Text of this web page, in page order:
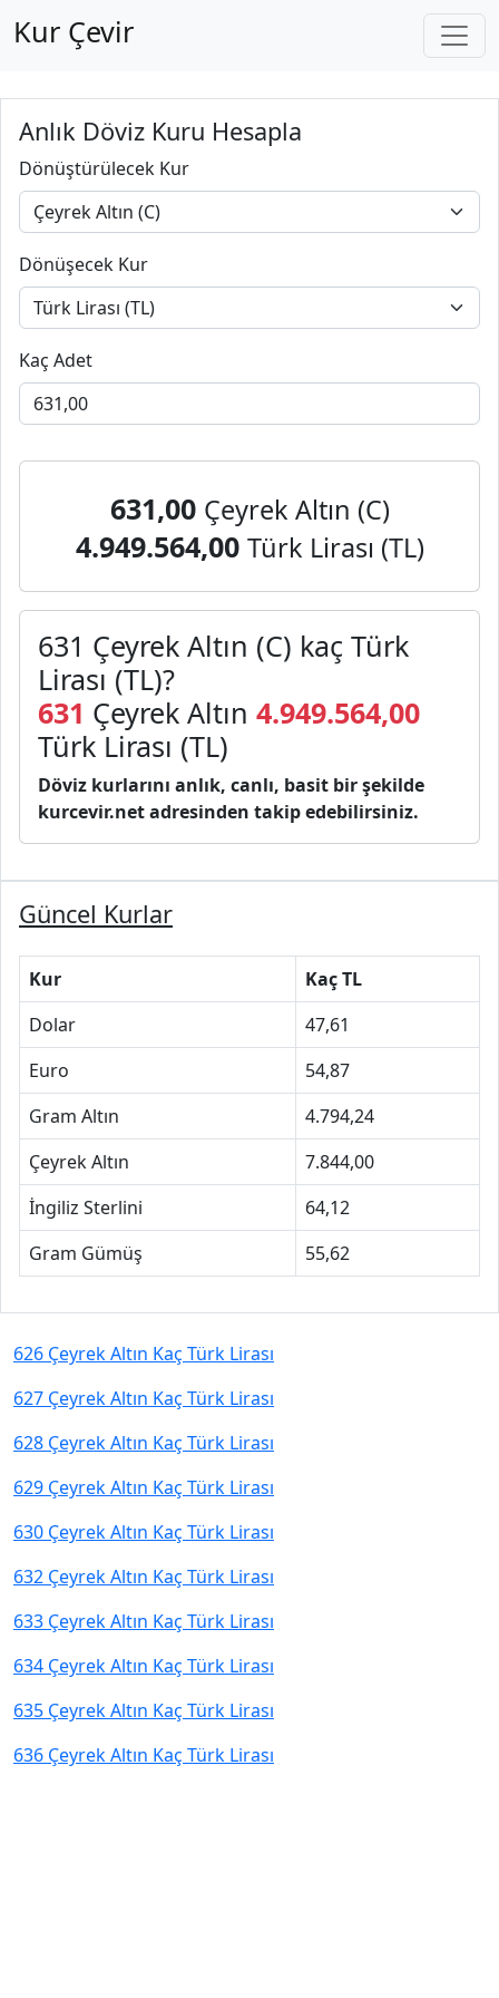
Kur Çevir
Anlık Döviz Kuru Hesapla
Dönüştürülecek Kur
Dönüşecek Kur
Kaç Adet
631,00 Çeyrek Altın (C)
4.949.564,00 Türk Lirası (TL)
631 Çeyrek Altın (C) kaç Türk
Lirası (TL)?
631 Çeyrek Altın 4.949.564,00
Türk Lirası (TL)
Döviz kurlarını anlık, canlı, basit bir şekilde
kurcevir.net adresinden takip edebilirsiniz.
Güncel Kurlar
Kur
Kaç TL
Dolar
47,61
Euro
54,87
Gram Altın
4.794,24
Çeyrek Altın
7.844,00
İngiliz Sterlini
64,12
Gram Gümüş
55,62
626 Çeyrek Altın Kaç Türk Lirası
627 Çeyrek Altın Kaç Türk Lirası
628 Çeyrek Altın Kaç Türk Lirası
629 Çeyrek Altın Kaç Türk Lirası
630 Çeyrek Altın Kaç Türk Lirası
632 Çeyrek Altın Kaç Türk Lirası
633 Çeyrek Altın Kaç Türk Lirası
634 Çeyrek Altın Kaç Türk Lirası
635 Çeyrek Altın Kaç Türk Lirası
636 Çeyrek Altın Kaç Türk Lirası